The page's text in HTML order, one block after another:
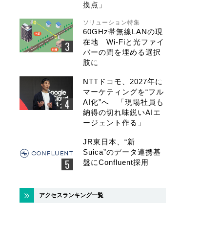
換点」
ソリューション特集
60GHz帯無線LANの現
在地 Wi-Fiと光ファイ
バーの間を埋める選択
肢に
NTTドコモ、2027年に
マーケティングを“フル
AI化”へ 「現場社員も
納得の切れ味鋭いAIエ
ージェント作る」
JR東日本、“新
Suica”のデータ連携基
盤にConfluent採用
アクセスランキング一覧